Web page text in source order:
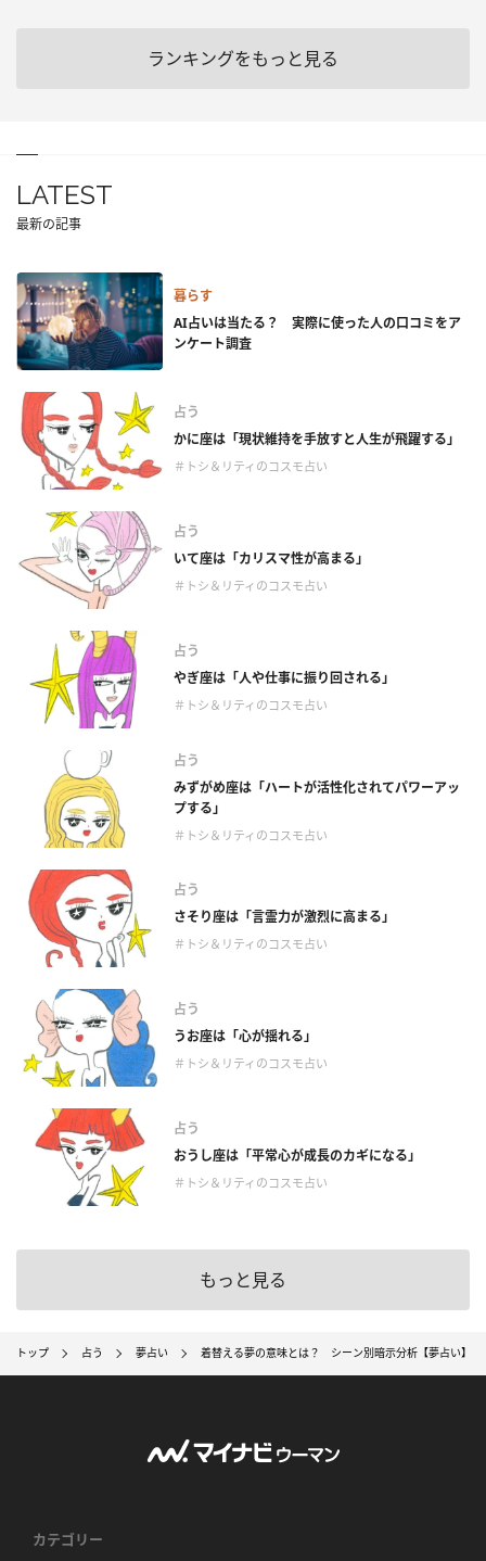
ランキングをもっと見る
LATEST
最新の記事
暮らす
AI占いは当たる？ 実際に使った人の口コミをア
ンケート調査
占う
かに座は「現状維持を手放すと人生が飛躍する」
＃トシ＆リティのコスモ占い
占う
いて座は「カリスマ性が高まる」
＃トシ＆リティのコスモ占い
占う
やぎ座は「人や仕事に振り回される」
＃トシ＆リティのコスモ占い
占う
みずがめ座は「ハートが活性化されてパワーアッ
プする」
＃トシ＆リティのコスモ占い
占う
さそり座は「言霊力が激烈に高まる」
＃トシ＆リティのコスモ占い
占う
うお座は「心が揺れる」
＃トシ＆リティのコスモ占い
占う
おうし座は「平常心が成長のカギになる」
＃トシ＆リティのコスモ占い
もっと見る
トップ 占う 夢占い 着替える夢の意味とは？ シーン別暗示分析【夢占い】
カテゴリー